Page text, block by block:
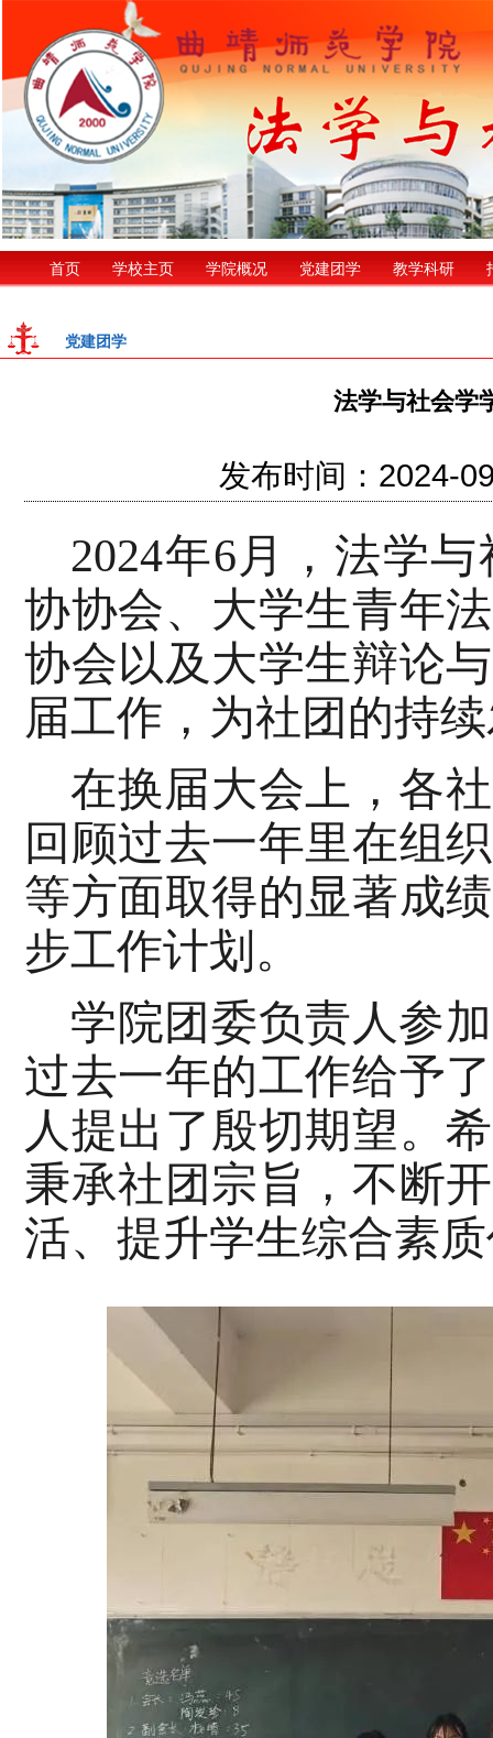
首页 学校主页 学院概况 党建团学 教学科研
党建团学
法学与社会学
发布时间：2024-
2024年6月，法学
协协会、大学生青年
协会以及大学生辩论
届工作，为社团的持
在换届大会上，各
回顾过去一年里在组
等方面取得的显著成
步工作计划。
学院团委负责人参
过去一年的工作给予
人提出了殷切期望。
秉承社团宗旨，不断
活、提升学生综合素